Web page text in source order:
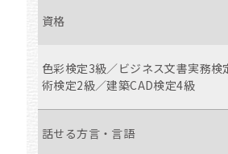
資格
色彩検定3級／ビジネス文書実務検
術検定2級／建築CAD検定4級
話せる方言・言語